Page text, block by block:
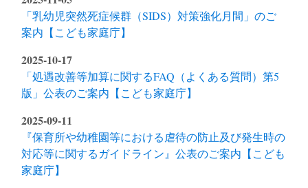
「乳幼児突然死症候群（SIDS）対策強化月間」のご
案内【こども家庭庁】
2025-10-17
「処遇改善等加算に関するFAQ（よくある質問）第5
版」公表のご案内【こども家庭庁】
2025-09-11
『保育所や幼稚園等における虐待の防止及び発生時の
対応等に関するガイドライン』公表のご案内【こども
家庭庁】